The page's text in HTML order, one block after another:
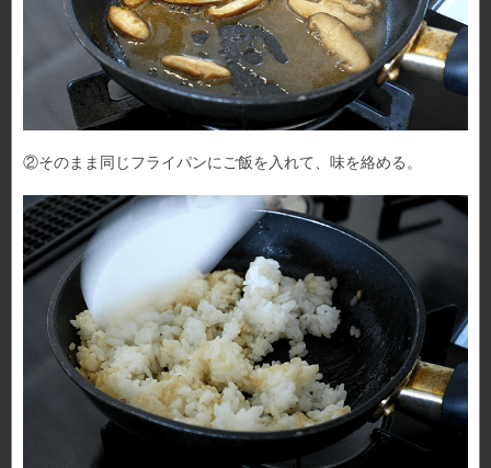
②そのまま同じフライパンにご飯を入れて、味を絡める。